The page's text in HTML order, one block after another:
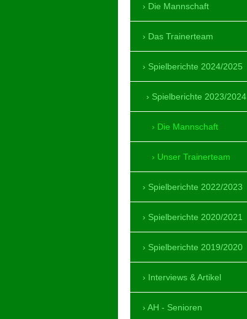
Die Mannschaft
Das Trainerteam
Spielberichte 2024/2025
Spielberichte 2023/2024
Die Mannschaft
Unser Trainerteam
Spielberichte 2022/2023
Spielberichte 2020/2021
Spielberichte 2019/2020
Interviews & Artikel
AH - Senioren